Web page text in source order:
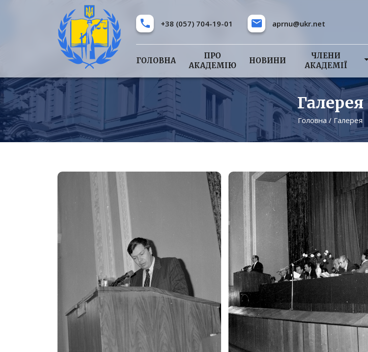
+38 (057) 704-19-01 aprnu@ukr.net
ГОЛОВНА
ПРО
АКАДЕМІЮ
НОВИНИ
ЧЛЕНИ
АКАДЕМІЇ
Галерея
Головна / Галерея